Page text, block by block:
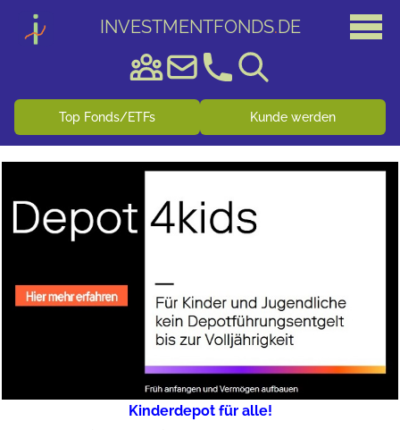
INVESTMENTFONDS.DE
Top Fonds/ETFs Kunde werden
Kinderdepot für alle!